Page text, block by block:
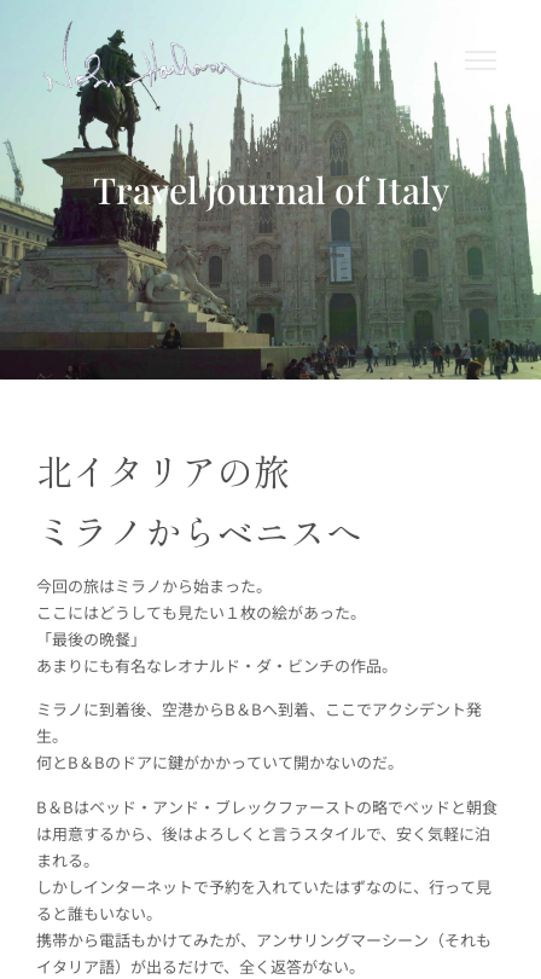
Travel journal of Italy
北イタリアの旅
ミラノからベニスへ
今回の旅はミラノから始まった。
ここにはどうしても見たい１枚の絵があった。
「最後の晩餐」
あまりにも有名なレオナルド・ダ・ビンチの作品。
ミラノに到着後、空港からB＆Bへ到着、ここでアクシデント発
生。
何とB＆Bのドアに鍵がかかっていて開かないのだ。
B＆Bはベッド・アンド・ブレックファーストの略でベッドと朝食
は用意するから、後はよろしくと言うスタイルで、安く気軽に泊
まれる。
しかしインターネットで予約を入れていたはずなのに、行って見
ると誰もいない。
携帯から電話もかけてみたが、アンサリングマーシーン（それも
イタリア語）が出るだけで、全く返答がない。